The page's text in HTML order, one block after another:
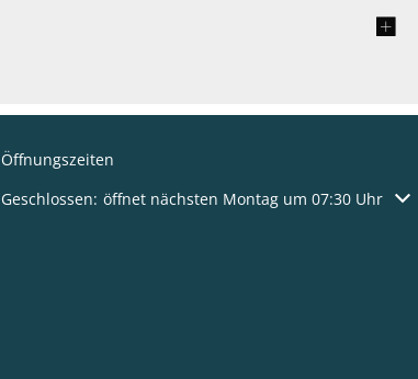
Öffnungszeiten
Klicken, um weitere Öffnungs- oder Schließzeiten
Geschlossen: öffnet nächsten Montag um 07:30 Uhr